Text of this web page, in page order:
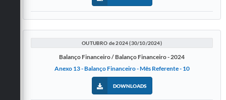
OUTUBRO de 2024 (30/10/2024)
Balanço Financeiro / Balanço Financeiro - 2024
Anexo 13 - Balanço Financeiro - Mês Referente - 10
DOWNLOADS